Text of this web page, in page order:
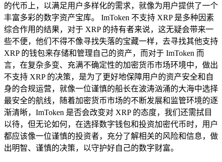
的代币上，以满足用户多样化的需求，就像为用户提供了一个
丰富多彩的数字资产宝库。 ImToken 不支持 XRP 是多种因素
综合作用的结果，对于 XRP 的持有者来说，这无疑会带来一
些不便，他们不得不像寻找失落的宝藏一样，去寻找其他支持
XRP 的钱包来存储和管理自己的资产，而对于 ImToken 而
言，在复杂多变、充满不确定性的加密货币市场环境中，做出
不支持 XRP 的决策，是为了更好地保障用户的资产安全和自
身的合规运营，就像一位谨慎的船长在波涛汹涌的大海中选择
最安全的航线，随着加密货币市场的不断发展和监管环境的逐
渐清晰，ImToken 是否会改变对 XRP 的态度，我们还需拭目
以待，但无论如何，在选择数字钱包和投资加密代币时，用户
都应该像一位谨慎的投资者，充分了解相关的风险和信息，做
出明智、谨慎的决策，以守护好自己的数字财富。